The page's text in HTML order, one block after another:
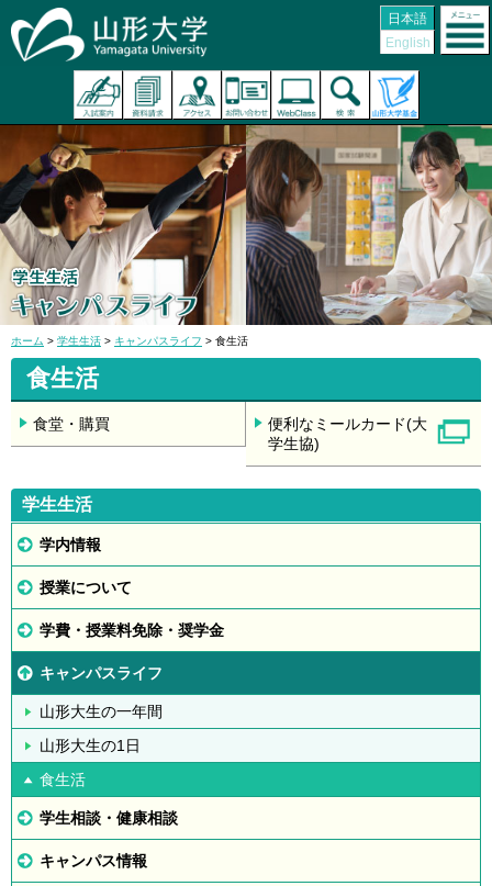
日本語
English
ホーム > 学生生活 > キャンパスライフ > 食生活
食生活
食堂・購買
便利なミールカード(大
学生協)
学生生活
学内情報
授業について
学費・授業料免除・奨学金
キャンパスライフ
山形大生の一年間
山形大生の1日
食生活
学生相談・健康相談
キャンパス情報